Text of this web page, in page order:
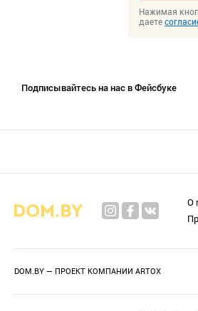
Нажимая
даете
Подписывайтесь на нас в Фейсбуке
О
DOM.BY — ПРОЕКТ КОМПАНИИ ARTOX